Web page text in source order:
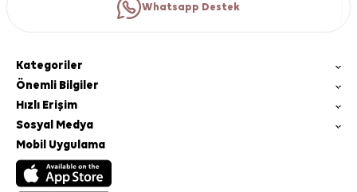
Whatsapp Destek
Kategoriler
Önemli Bilgiler
Hızlı Erişim
Sosyal Medya
Mobil Uygulama